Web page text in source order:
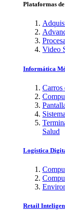
Plataformas
Video
Informática
Carros
Salud
Logística
Retail